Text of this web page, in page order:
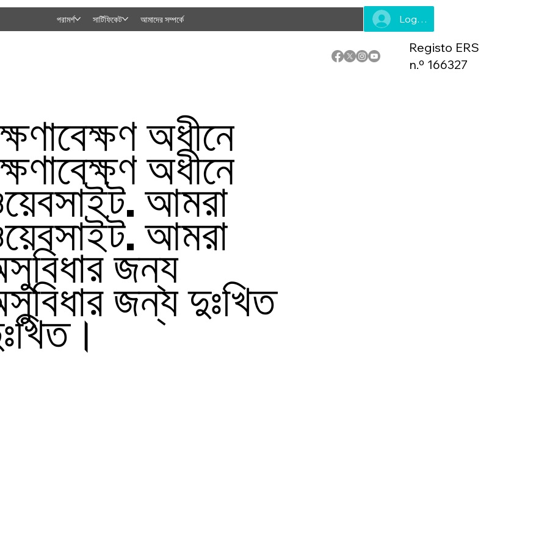
Log In
পরামর্শ সার্টিফিকেট আমাদের সম্পর্কে
Registo ERS
n.º 166327
অধীনে
আমরা
জন্য
অধীনে
আমরা
জন্য দুঃখিত